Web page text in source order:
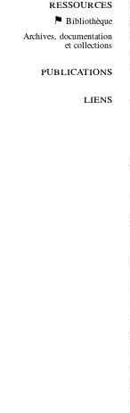
Bibliothèque
Archives, documentation
et collections
publications
liens